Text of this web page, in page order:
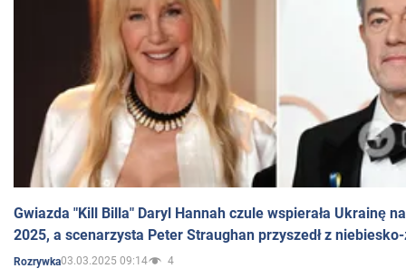
Gwiazda "Kill Billa" Daryl Hannah czule wspierała Ukrainę
2025, a scenarzysta Peter Straughan przyszedł z
Rozrywka03.03.2025 09:14 4